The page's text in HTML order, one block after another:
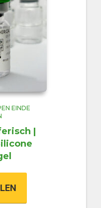
EINDE
|